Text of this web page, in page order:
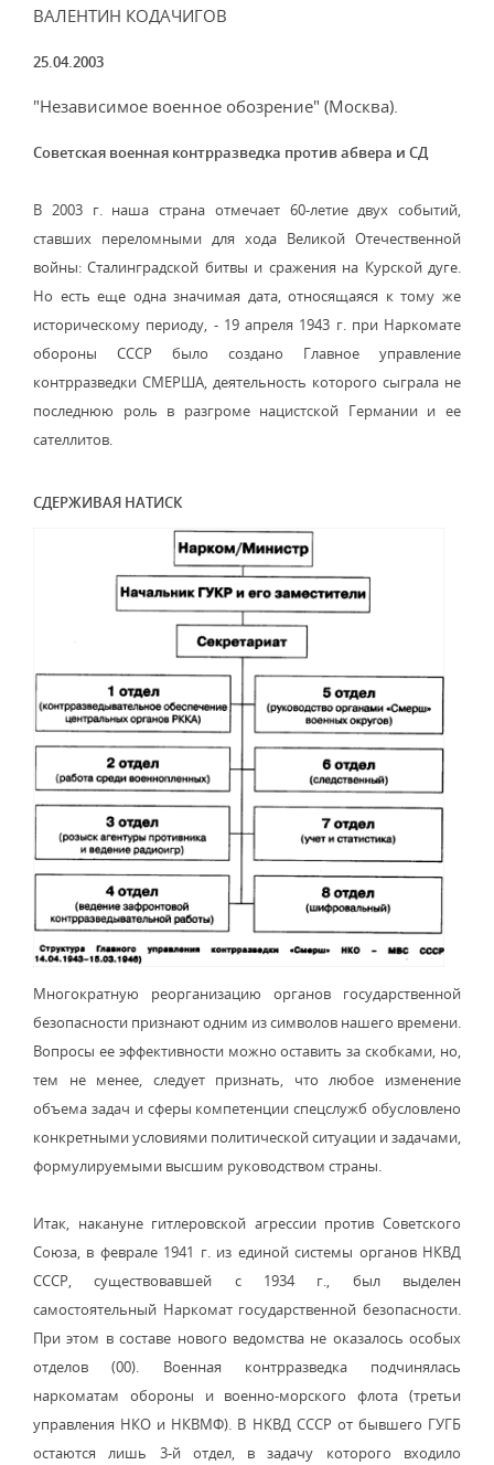
ВАЛЕНТИН КОДАЧИГОВ
25.04.2003
"Независимое военное обозрение" (Москва).
Советская военная контрразведка против абвера и СД
В 2003 г. наша страна отмечает 60-летие двух событий,
ставших переломными для хода Великой Отечественной
войны: Сталинградской битвы и сражения на Курской дуге.
Но есть еще одна значимая дата, относящаяся к тому же
историческому периоду, - 19 апреля 1943 г. при Наркомате
обороны СССР было создано Главное управление
контрразведки СМЕРША, деятельность которого сыграла не
последнюю роль в разгроме нацистской Германии и ее
сателлитов.
СДЕРЖИВАЯ НАТИСК
Многократную реорганизацию органов государственной
безопасности признают одним из символов нашего времени.
Вопросы ее эффективности можно оставить за скобками, но,
тем не менее, следует признать, что любое изменение
объема задач и сферы компетенции спецслужб обусловлено
конкретными условиями политической ситуации и задачами,
формулируемыми высшим руководством страны.
Итак, накануне гитлеровской агрессии против Советского
Союза, в феврале 1941 г. из единой системы органов НКВД
СССР, существовавшей с 1934 г., был выделен
самостоятельный Наркомат государственной безопасности.
При этом в составе нового ведомства не оказалось особых
отделов (00). Военная контрразведка подчинялась
наркоматам обороны и военно-морского флота (третьи
управления НКО и НКВМФ). В НКВД СССР от бывшего ГУГБ
остаются лишь 3-й отдел, в задачу которого входило